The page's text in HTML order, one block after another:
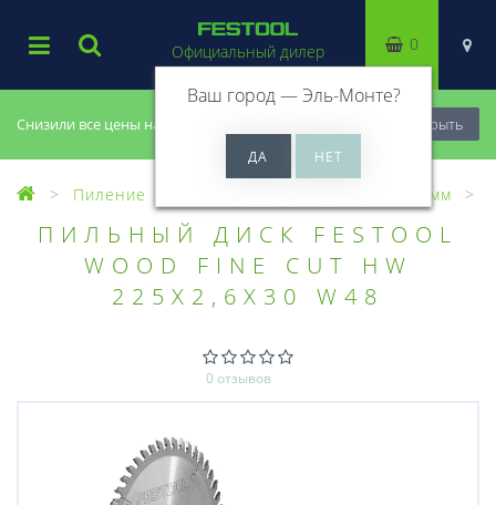
Снизили все цены на 20%, успей купить! Закрыть
Официальный дилер
Ваш город —Эль-Монте?
0
Пиление Диски 225мм
ПИЛЬНЫЙ ДИСК FESTOOL
WOOD FINE CUT HW
225X2,6X30 W48
0 отзывов